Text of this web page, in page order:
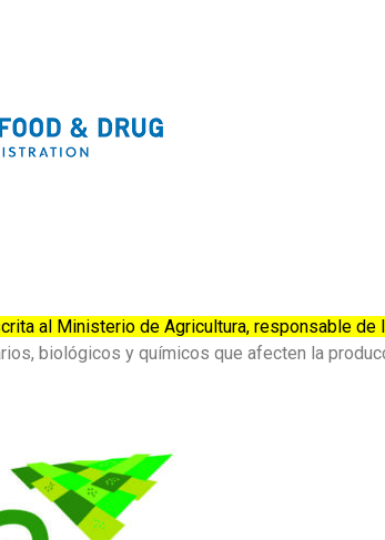
al Ministerio de Agricultura, responsable de
biológicos y químicos que afecten la